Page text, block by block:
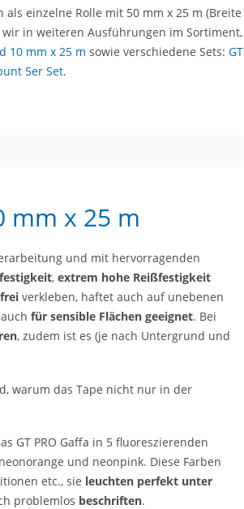
als einzelne Rolle mit 50 mm x 25 m (Breite
wir in weiteren Ausführungen im Sortiment,
10 mm x 25 m sowie verschiedene Sets: GT
5er Set.
mm x 25 m
und mit hervorragenden
, extrem hohe Reißfestigkeit
verkleben, haftet auch auf unebenen
für sensible Flächen geeignet. Bei
, zudem ist es (je nach Untergrund und
warum das Tape nicht nur in der
GT PRO Gaffa in 5 fluoreszierenden
und neonpink. Diese Farben
etc., sie leuchten perfekt unter
problemlos beschriften.